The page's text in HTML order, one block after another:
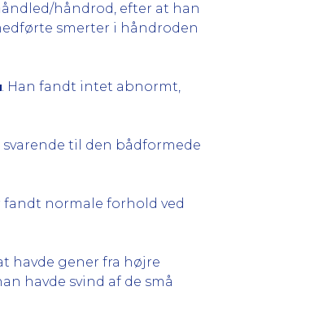
håndrod, efter at han
smerter i håndroden
. Han fandt intet abnormt,
til den bådformede
fandt normale forhold ved
havde gener fra højre
havde svind af de små